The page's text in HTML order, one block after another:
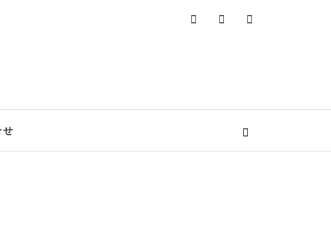
せ